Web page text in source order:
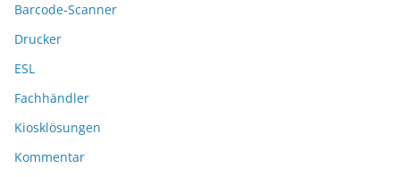
Barcode-Scanner
Drucker
ESL
Fachhändler
Kiosklösungen
Kommentar